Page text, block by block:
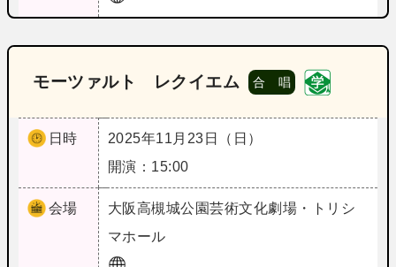
モーツァルト レクイエム 合 唱
日時
2025年11月23日（日）
開演：15:00
会場 大阪高槻城公園芸術文化劇場・トリシ
マホール